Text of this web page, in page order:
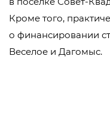
Кроме того,
о финансировании
Веселое и Дагомыс.